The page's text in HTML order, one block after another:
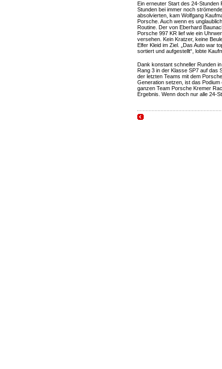
Ein erneuter Start des 24-
Stunden bei immer noch
absolvierten, kam Wolfgang
Porsche. Auch wenn es
Routine. Der von Eberhard
Porsche 997 KR lief wie ein
versehen. Kein Kratzer, keine
Elfer Kleid im Ziel. „Das Auto war
sortiert und aufgestellt“, lobte
Dank konstant schneller Runden
Rang 3 in der Klasse SP7 auf das
der letzten Teams mit dem
Generation setzen, ist das
ganzen Team Porsche Kremer
Ergebnis. Wenn doch nur alle 24-